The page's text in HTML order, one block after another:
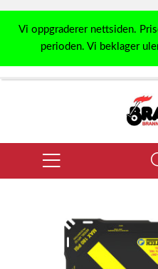
Vi oppgraderer nettsiden.
perioden. Vi beklager